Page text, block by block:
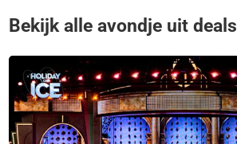
Bekijk alle avondje uit deals